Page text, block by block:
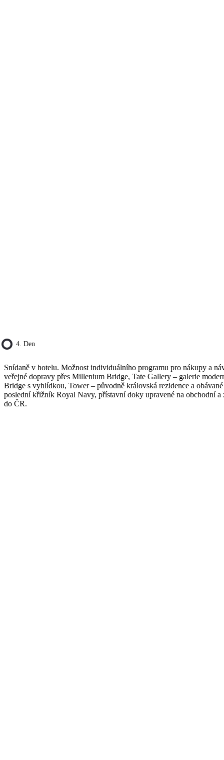
4. Den
Snídaně v hotelu. Možnost individuálního programu pro nákupy a
veřejné dopravy přes Millenium Bridge, Tate Gallery – galerie
Bridge s vyhlídkou, Tower – původně královská rezidence a
poslední křižník Royal Navy, přístavní doky upravené na obchodní
do ČR.